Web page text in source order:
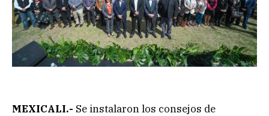
MEXICALI.- Se instalaron los consejos de